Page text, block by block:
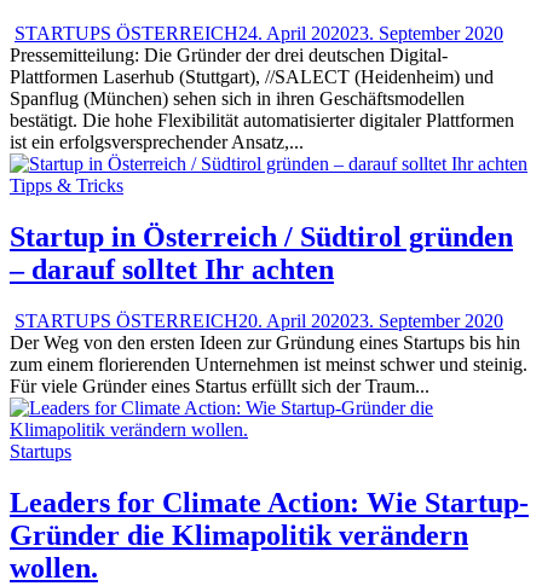
STARTUPS ÖSTERREICH24. April 202023. September 2020
Pressemitteilung: Die Gründer der drei deutschen Digital-
Plattformen Laserhub (Stuttgart), //SALECT (Heidenheim) und
Spanflug (München) sehen sich in ihren Geschäftsmodellen
bestätigt. Die hohe Flexibilität automatisierter digitaler Plattformen
ist ein erfolgsversprechender Ansatz,...
Tipps & Tricks
Startup in Österreich / Südtirol gründen
– darauf solltet Ihr achten
STARTUPS ÖSTERREICH20. April 202023. September 2020
Der Weg von den ersten Ideen zur Gründung eines Startups bis hin
zum einem florierenden Unternehmen ist meinst schwer und steinig.
Für viele Gründer eines Startus erfüllt sich der Traum...
Startups
Leaders for Climate Action: Wie Startup-
Gründer die Klimapolitik verändern
wollen.